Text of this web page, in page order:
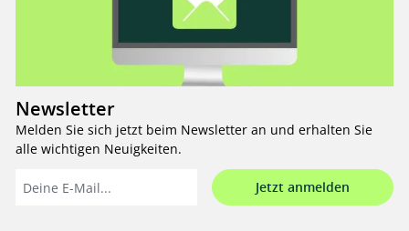
Newsletter
Melden Sie sich jetzt beim Newsletter an und erhalten Sie
alle wichtigen Neuigkeiten.
Jetzt anmelden